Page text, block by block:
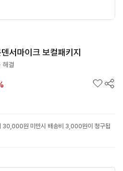
서마이크 보컬패키지
해결
30,000원 미만시 배송비 3,000원이 청구됩